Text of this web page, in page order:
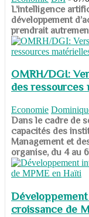
​​​​​​​L’intelligence
développement
prendrait
OMRH/DGI:
des ressources
Economie
Dans le cadre de
capacités des
Management et
organise, du 4 au
croissance de